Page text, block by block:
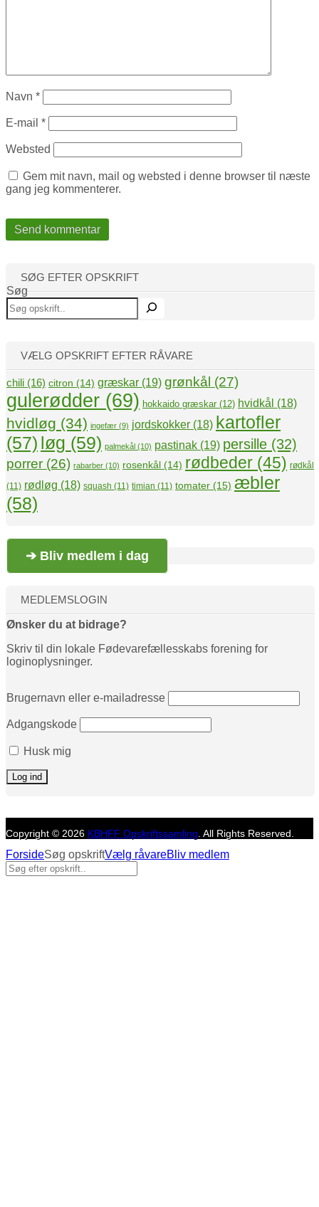
Navn *
E-mail *
Websted
Gem mit navn, mail og websted i denne browser til næste
gang jeg kommenterer.
SØG EFTER OPSKRIFT
Søg
VÆLG OPSKRIFT EFTER RÅVARE
chili (16) citron (14) græskar (19) grønkål (27)
gulerødder (69) hokkaido græskar (12) hvidkål (18)
hvidløg (34) ingefær (9) jordskokker (18) kartofler
(57) løg (59) palmekål (10) pastinak (19) persille (32)
porrer (26) rabarber (10) rosenkål (14) rødbeder (45) rødkål
(11) rødløg (18) squash (11) timian (11) tomater (15) æbler
(58)
➔ Bliv medlem i dag
MEDLEMSLOGIN
Ønsker du at bidrage?
Skriv til din lokale Fødevarefællesskabs forening for
loginoplysninger.
Brugernavn eller e-mailadresse
Adgangskode
Husk mig
Copyright © 2026 KBHFF Opskriftssamling . All Rights Reserved.
ForsideSøg opskriftVælg råvareBliv medlem